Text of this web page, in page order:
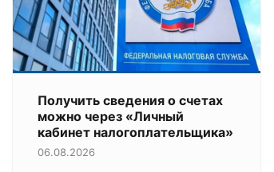
Получить сведения о счетах
можно через «Личный
кабинет налогоплательщика»
06.08.2026